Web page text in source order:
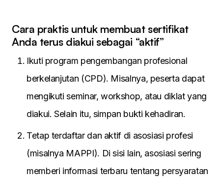
Cara praktis untuk membuat sertifikat
Anda terus diakui sebagai “aktif”
Ikuti program pengembangan profesional
berkelanjutan (CPD). Misalnya, peserta dapat
mengikuti seminar, workshop, atau diklat yang
diakui. Selain itu, simpan bukti kehadiran.
Tetap terdaftar dan aktif di asosiasi profesi
(misalnya MAPPI). Di sisi lain, asosiasi sering
memberi informasi terbaru tentang persyaratan